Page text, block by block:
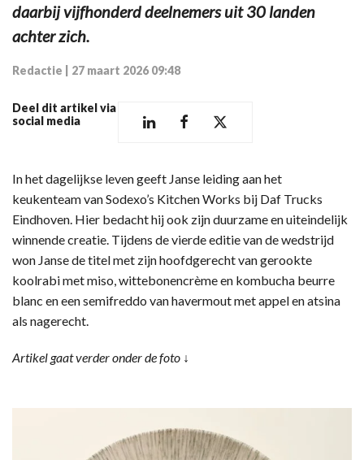
daarbij vijfhonderd deelnemers uit 30 landen
achter zich.
Redactie 27 maart 2026 09:48
Deel dit artikel via
social media
In het dagelijkse leven geeft Janse leiding aan het
keukenteam van Sodexo’s Kitchen Works bij Daf Trucks
Eindhoven. Hier bedacht hij ook zijn duurzame en uiteindelijk
winnende creatie. Tijdens de vierde editie van de wedstrijd
won Janse de titel met zijn hoofdgerecht van gerookte
koolrabi met miso, wittebonencrème en kombucha beurre
blanc en een semifreddo van havermout met appel en atsina
als nagerecht.
Artikel gaat verder onder de foto ↓